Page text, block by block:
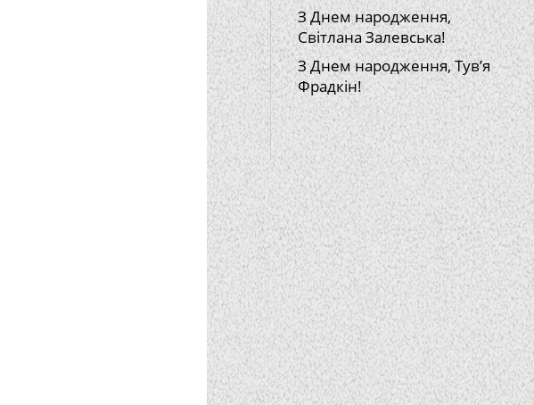
З Днем народження,
Світлана Залевська!
З Днем народження, Тув’я
Фрадкін!